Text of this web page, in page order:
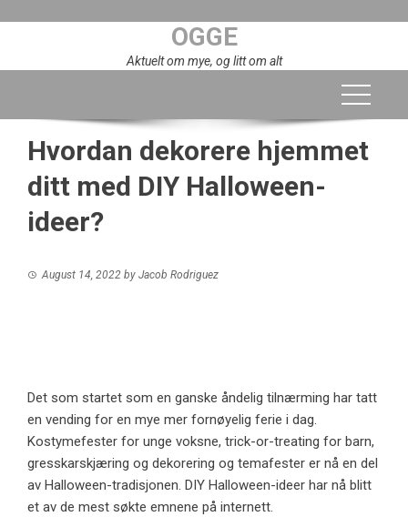
OGGE
Aktuelt om mye, og litt om alt
Hvordan dekorere hjemmet
ditt med DIY Halloween-
ideer?
August 14, 2022 by Jacob Rodriguez
Det som startet som en ganske åndelig tilnærming har tatt
en vending for en mye mer fornøyelig ferie i dag.
Kostymefester for unge voksne, trick-or-treating for barn,
gresskarskjæring og dekorering og temafester er nå en del
av Halloween-tradisjonen. DIY Halloween-ideer har nå blitt
et av de mest søkte emnene på internett.